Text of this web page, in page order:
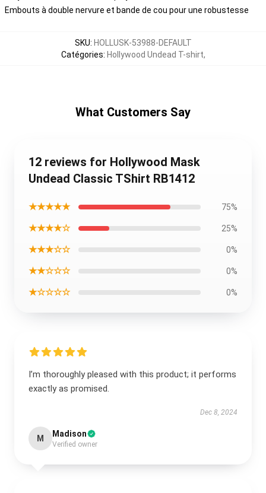
Embouts à double nervure et bande de cou pour une robustesse
SKU: HOLLUSK-53988-DEFAULT
Catégories: Hollywood Undead T-shirt,
What Customers Say
12 reviews for Hollywood Mask
Undead Classic TShirt RB1412
★★★★★ 75%
★★★★☆ 25%
★★★☆☆ 0%
★★☆☆☆ 0%
★☆☆☆☆ 0%
I’m thoroughly pleased with this product; it performs
exactly as promised.
Dec 8, 2024
M Madison
Verified owner